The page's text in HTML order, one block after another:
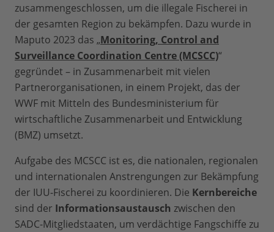
zusammengeschlossen, um die illegale Fischerei in
der gesamten Region zu bekämpfen. Dazu wurde in
Maputo 2023 das „Monitoring, Control and
Surveillance Coordination Centre (MCSCC)“
gegründet – in Zusammenarbeit mit vielen
Partnerorganisationen, in einem Projekt, das der
WWF mit Mitteln des Bundesministerium für
wirtschaftliche Zusammenarbeit und Entwicklung
(BMZ) umsetzt.
Aufgabe des MCSCC ist es, die nationalen, regionalen
und internationalen Anstrengungen zur Bekämpfung
der IUU-Fischerei zu koordinieren. Die Kernbereiche
sind der Informationsaustausch zwischen den
SADC-Mitgliedstaaten, um verdächtige Fangschiffe zu